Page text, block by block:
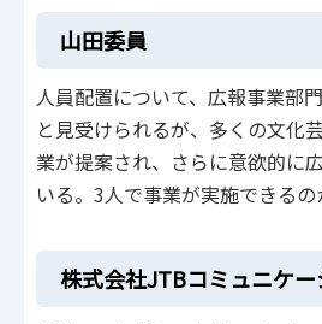
山田委員
人員配置について、広報事業部
と見受けられるが、多くの文化
業が提案され、さらに意欲的に
いる。3人で事業が実施できるの
株式会社JTBコミュニケ